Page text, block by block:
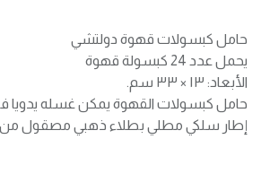
حامل كبسولات قهوة دولتشي
يحمل عدد 24 كبسولة قهوة
الأبعاد: ١٣ × ٣٣ سم.
حامل كبسولات القهوة يمكن غسله يدويا
إطار سلكي مطلي بطلاء ذهبي مصقول من